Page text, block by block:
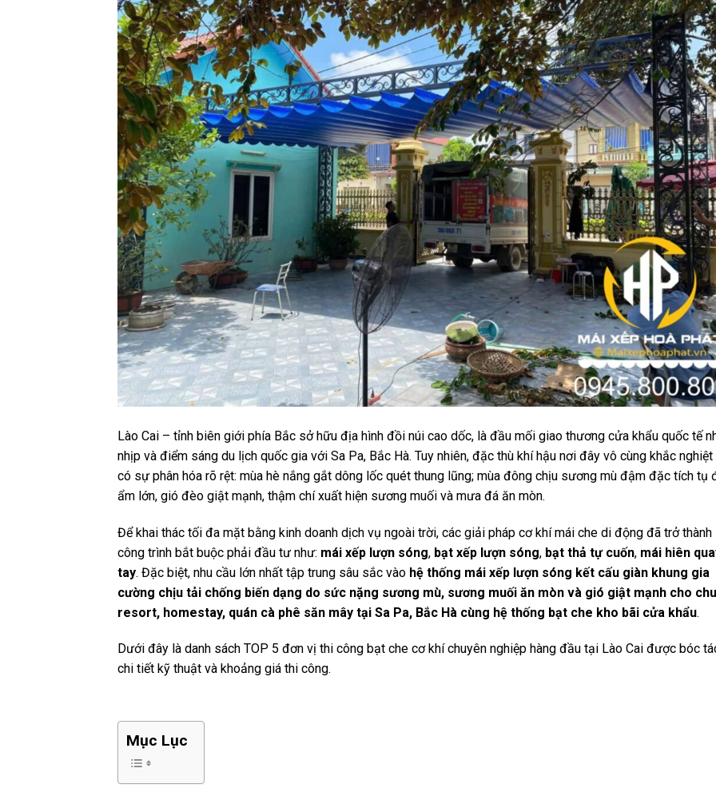
Lào Cai – tỉnh biên giới phía Bắc sở hữu địa hình đồi núi cao dốc, là đầu mối giao thương cửa khẩu quốc tế
nhịp và điểm sáng du lịch quốc gia với Sa Pa, Bắc Hà. Tuy nhiên, đặc thù khí hậu nơi đây vô cùng khắc nghiệt
có sự phân hóa rõ rệt: mùa hè nắng gắt dông lốc quét thung lũng; mùa đông chịu sương mù đậm đặc tích tụ
ẩm lớn, gió đèo giật mạnh, thậm chí xuất hiện sương muối và mưa đá ăn mòn.
Để khai thác tối đa mặt bằng kinh doanh dịch vụ ngoài trời, các giải pháp cơ khí mái che di động đã trở thành
công trình bắt buộc phải đầu tư như: mái xếp lượn sóng, bạt xếp lượn sóng, bạt thả tự cuốn, mái hiên
tay. Đặc biệt, nhu cầu lớn nhất tập trung sâu sắc vào hệ thống mái xếp lượn sóng kết cấu giàn khung gia
cường chịu tải chống biến dạng do sức nặng sương mù, sương muối ăn mòn và gió giật mạnh cho
resort, homestay, quán cà phê săn mây tại Sa Pa, Bắc Hà cùng hệ thống bạt che kho bãi cửa khẩu.
Dưới đây là danh sách TOP 5 đơn vị thi công bạt che cơ khí chuyên nghiệp hàng đầu tại Lào Cai được bóc
chi tiết kỹ thuật và khoảng giá thi công.
Mục Lục